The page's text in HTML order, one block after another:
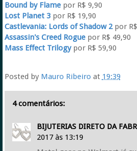
Bound by Flamepor R$ 9,90
Lost Planet 3por R$ 19,90
Castlevania: Lords of Shadow 2 por
Assassin's Creed Rogue por R$ 49,90
Mass Effect Trilogy por R$ 59,90
Posted by Mauro Ribeiro at 19:39
4 comentários:
BIJUTERIAS DIRETO DA
2017 às 13:19